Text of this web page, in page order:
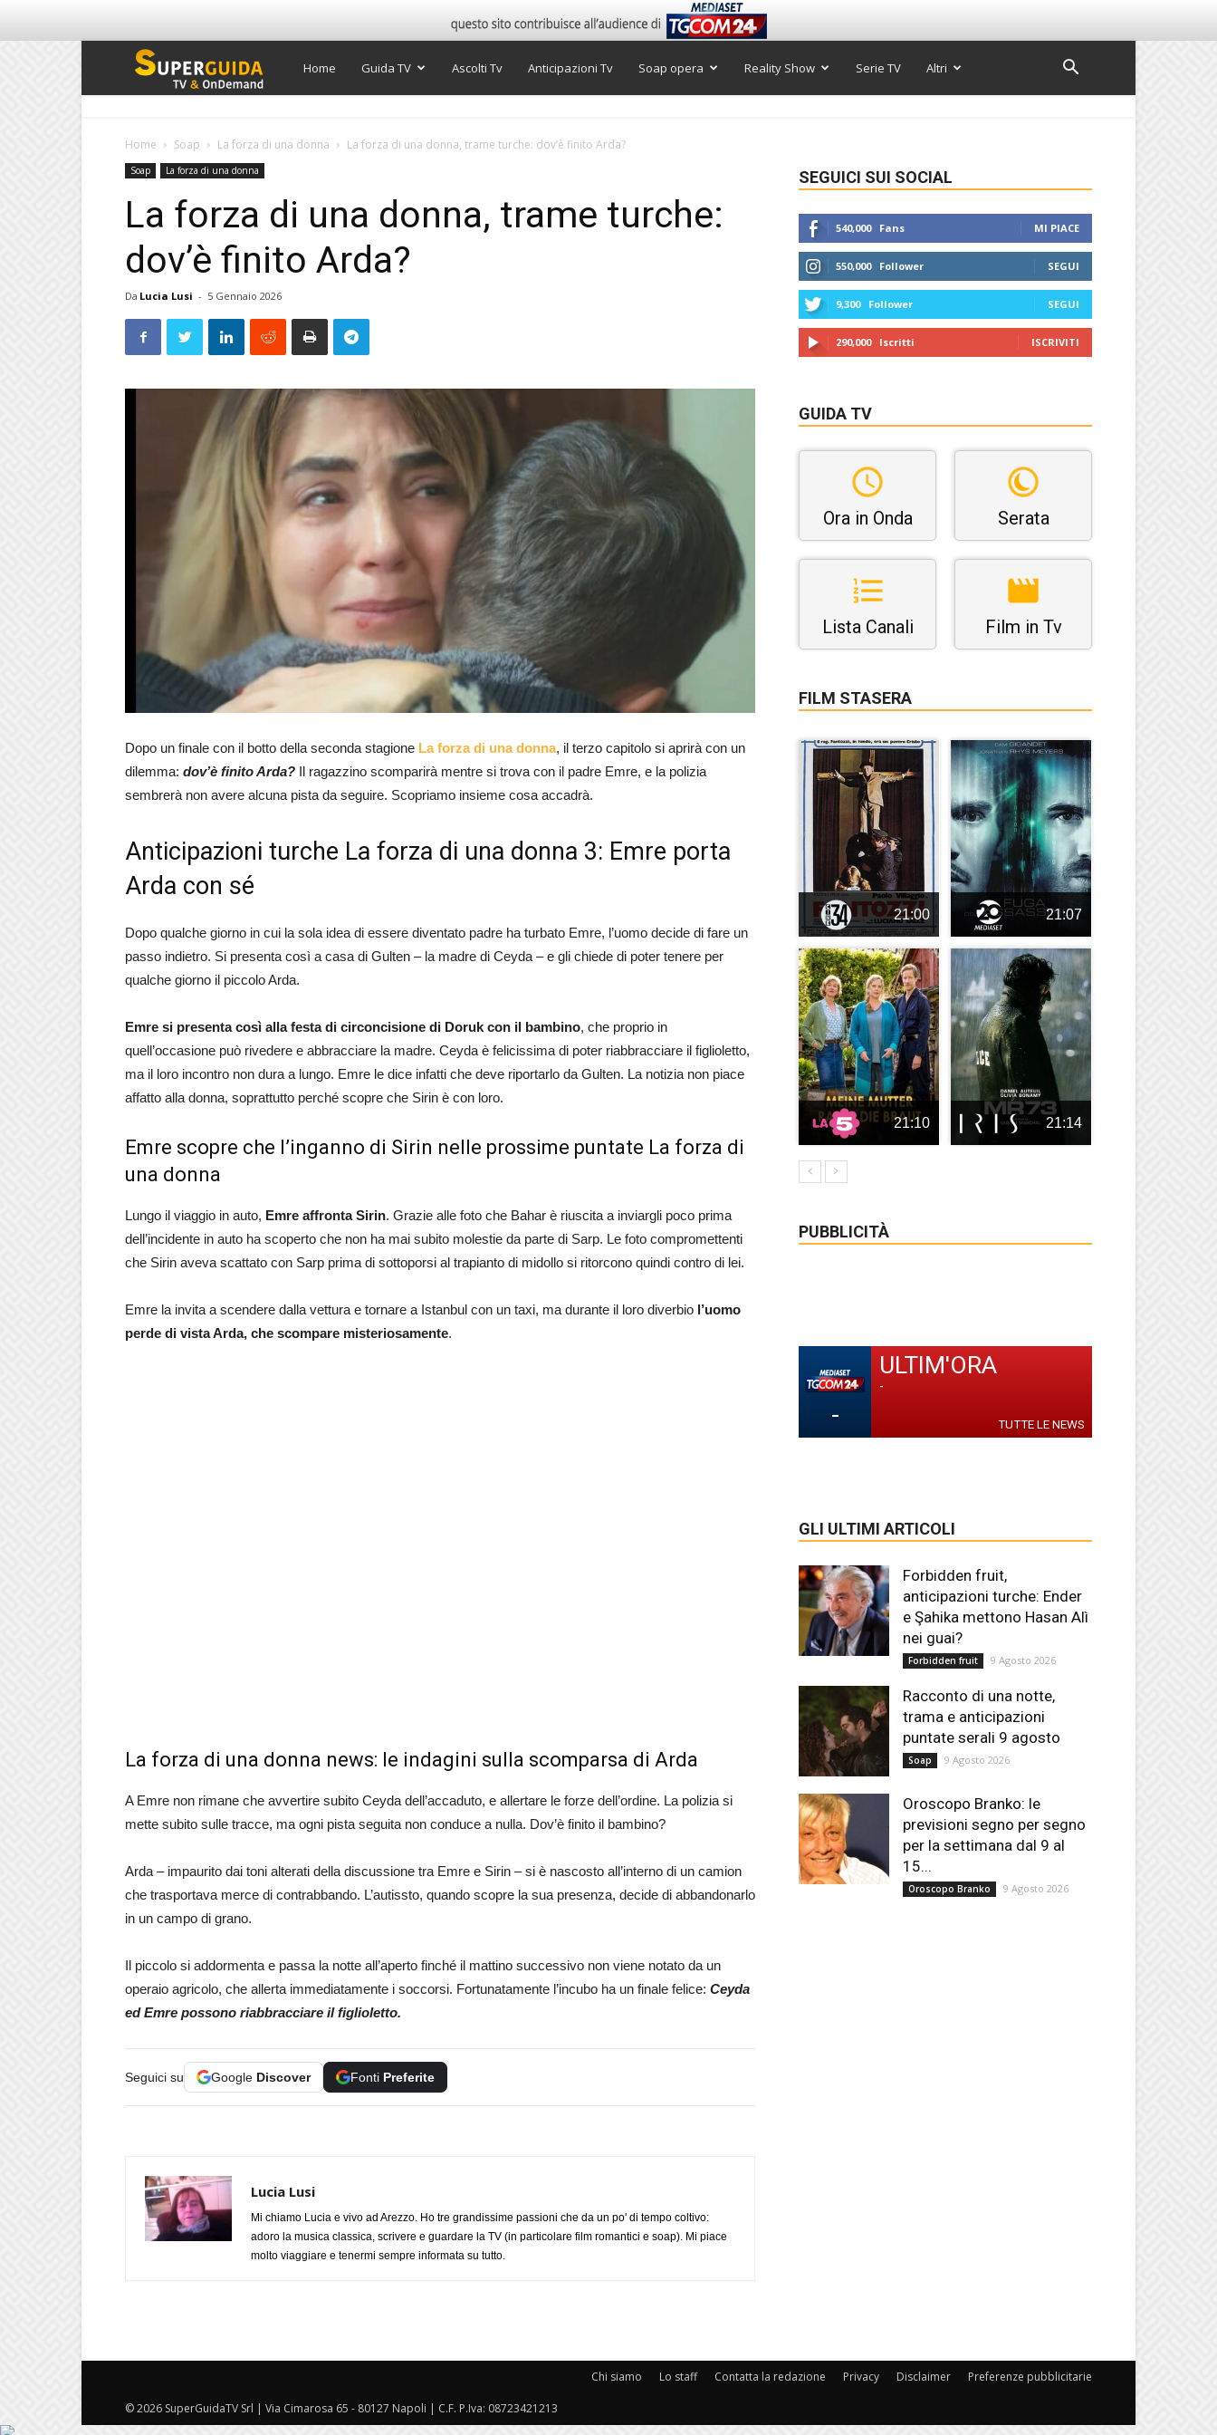
Super
Home Guida TV Ascolti Tv Anticipazioni Tv Soap opera Reality Show Serie TV Altri
Home Soap La forza di una donna La forza di una donna, trame turche: dov’è finito Arda?
Soap La forza di una donna
La forza di una donna, trame turche:
dov’è finito Arda?
Da Lucia Lusi - 5 Gennaio 2026
Dopo un finale con il botto della seconda stagione La forza di una donna, il terzo capitolo si aprirà con un
dilemma: dov’è finito Arda? Il ragazzino scomparirà mentre si trova con il padre Emre, e la polizia
sembrerà non avere alcuna pista da seguire. Scopriamo insieme cosa accadrà.
Anticipazioni turche La forza di una donna 3: Emre porta
Arda con sé
Dopo qualche giorno in cui la sola idea di essere diventato padre ha turbato Emre, l’uomo decide di fare un
passo indietro. Si presenta così a casa di Gulten – la madre di Ceyda – e gli chiede di poter tenere per
qualche giorno il piccolo Arda.
Emre si presenta così alla festa di circoncisione di Doruk con il bambino, che proprio in
quell’occasione può rivedere e abbracciare la madre. Ceyda è felicissima di poter riabbracciare il figlioletto,
ma il loro incontro non dura a lungo. Emre le dice infatti che deve riportarlo da Gulten. La notizia non piace
affatto alla donna, soprattutto perché scopre che Sirin è con loro.
Emre scopre che l’inganno di Sirin nelle prossime puntate La forza di
una donna
Lungo il viaggio in auto, Emre affronta Sirin. Grazie alle foto che Bahar è riuscita a inviargli poco prima
dell’incidente in auto ha scoperto che non ha mai subito molestie da parte di Sarp. Le foto compromettenti
che Sirin aveva scattato con Sarp prima di sottoporsi al trapianto di midollo si ritorcono quindi contro di lei.
Emre la invita a scendere dalla vettura e tornare a Istanbul con un taxi, ma durante il loro diverbio l’uomo
perde di vista Arda, che scompare misteriosamente.
La forza di una donna news: le indagini sulla scomparsa di Arda
A Emre non rimane che avvertire subito Ceyda dell’accaduto, e allertare le forze dell’ordine. La polizia si
mette subito sulle tracce, ma ogni pista seguita non conduce a nulla. Dov’è finito il bambino?
Arda – impaurito dai toni alterati della discussione tra Emre e Sirin – si è nascosto all’interno di un camion
che trasportava merce di contrabbando. L’autissto, quando scopre la sua presenza, decide di abbandonarlo
in un campo di grano.
Il piccolo si addormenta e passa la notte all’aperto finché il mattino successivo non viene notato da un
operaio agricolo, che allerta immediatamente i soccorsi. Fortunatamente l’incubo ha un finale felice: Ceyda
ed Emre possono riabbracciare il figlioletto.
Seguici su Google Discover Fonti Preferite
Lucia Lusi
Mi chiamo Lucia e vivo ad Arezzo. Ho tre grandissime passioni che da un po' di tempo coltivo:
adoro la musica classica, scrivere e guardare la TV (in particolare film romantici e soap). Mi piace
molto viaggiare e tenermi sempre informata su tutto.
SEGUICI SUI SOCIAL
540,000 Fans MI PIACE
550,000 Follower SEGUI
9,300 Follower SEGUI
290,000 Iscritti ISCRIVITI
GUIDA TV
Ora in Onda Serata
Lista Canali Film in Tv
FILM STASERA
21:00 21:07
21:10 21:14
PUBBLICITÀ
-
ULTIM'ORA
-
TUTTE LE NEWS
GLI ULTIMI ARTICOLI
Forbidden fruit,
anticipazioni turche: Ender
e Şahika mettono Hasan Alì
nei guai?
Forbidden fruit 9 Agosto 2026
Racconto di una notte,
trama e anticipazioni
puntate serali 9 agosto
Soap 9 Agosto 2026
Oroscopo Branko: le
previsioni segno per segno
per la settimana dal 9 al
15...
Oroscopo Branko 9 Agosto 2026
Chi siamo Lo staff Contatta la redazione Privacy Disclaimer Preferenze pubblicitarie
© 2026 SuperGuidaTV Srl | Via Cimarosa 65 - 80127 Napoli | C.F. P.Iva: 08723421213